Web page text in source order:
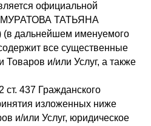
официальной
МУРАТОВА ТАТЬЯНА
дальнейшем именуемого
все существенные
Товаров и/или Услуг, а также
ст. 437 Гражданского
изложенных ниже
и/или Услуг, юридическое